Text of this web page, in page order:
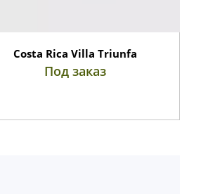
Costa Rica Villa Triunfa
Под заказ